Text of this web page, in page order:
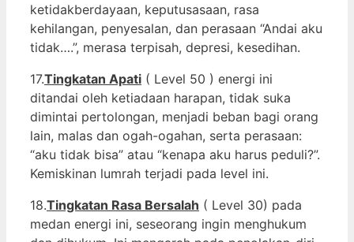
ketidakberdayaan, keputusasaan, rasa
kehilangan, penyesalan, dan perasaan “Andai aku
tidak….”, merasa terpisah, depresi, kesedihan.
17.Tingkatan Apati ( Level 50 ) energi ini
ditandai oleh ketiadaan harapan, tidak suka
dimintai pertolongan, menjadi beban bagi orang
lain, malas dan ogah-ogahan, serta perasaan:
“aku tidak bisa” atau “kenapa aku harus peduli?”.
Kemiskinan lumrah terjadi pada level ini.
18.Tingkatan Rasa Bersalah ( Level 30) pada
medan energi ini, seseorang ingin menghukum